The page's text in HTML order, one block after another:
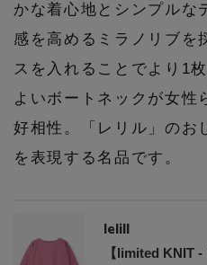
かな着心地とシンプルな
感を高めるミラノリブを
スを入れることでより1
よいボートネックが女性
好相性。「レリル」のお
を表現する名品です。
lelill
【limited KNIT